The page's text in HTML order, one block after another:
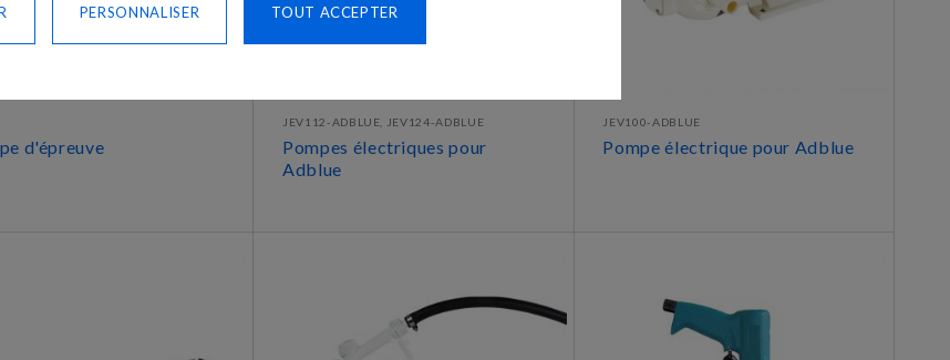
d'épreuve
JEV112-ADBLUE, JEV124-ADBLUE
Pompes électriques pour
Adblue
JEV100-ADBLUE
Pompe électrique pour Adblue
TOUT ACCEPTER
PERSONNALISER